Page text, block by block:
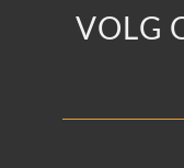
VOLG